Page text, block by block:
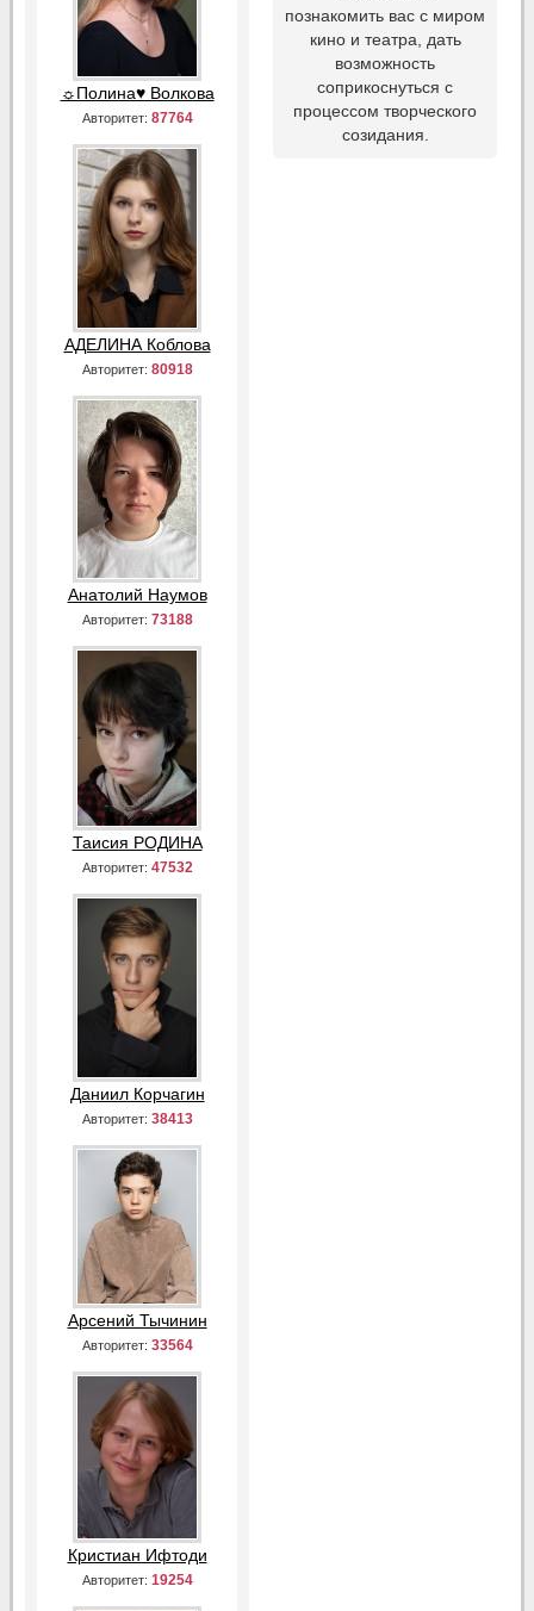
☼Полина♥ Волкова
Авторитет: 87764
АДЕЛИНА Коблова
Авторитет: 80918
Анатолий Наумов
Авторитет: 73188
Таисия РОДИНА
Авторитет: 47532
Даниил Корчагин
Авторитет: 38413
Арсений Тычинин
Авторитет: 33564
Кристиан Ифтоди
Авторитет: 19254
познакомить вас с миром
кино и театра, дать
возможность
соприкоснуться с
процессом творческого
созидания.